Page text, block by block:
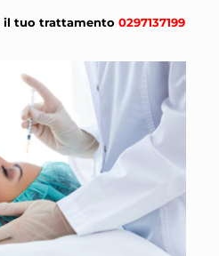
il tuo trattamento 0297137199